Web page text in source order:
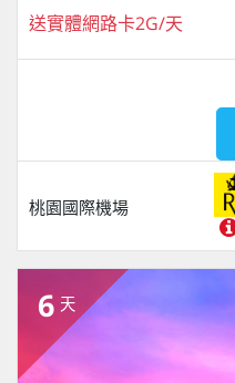
送實體網路卡2G/天
桃園國際機場
6 天